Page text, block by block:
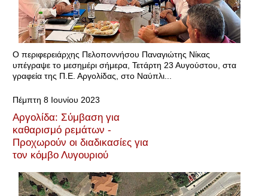
Ο περιφερειάρχης Πελοποννήσου Παναγιώτης Νίκας
υπέγραψε το μεσημέρι σήμερα, Τετάρτη 23 Αυγούστου, στα
γραφεία της Π.Ε. Αργολίδας, στο Ναύπλι...
Πέμπτη 8 Ιουνίου 2023
Αργολίδα: Σύμβαση για
καθαρισμό ρεμάτων -
Προχωρούν οι διαδικασίες για
τον κόμβο Λυγουριού